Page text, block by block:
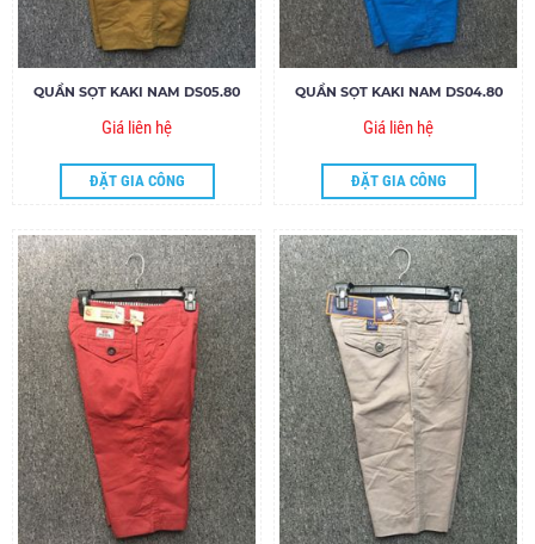
QUẦN SỌT KAKI NAM DS05.80
Giá liên hệ
ĐẶT GIA CÔNG
QUẦN SỌT KAKI NAM DS04.80
Giá liên hệ
ĐẶT GIA CÔNG